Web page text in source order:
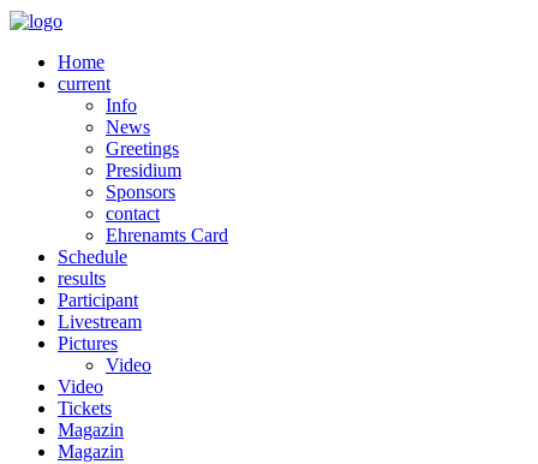
Home
current
Info
News
Greetings
Presidium
Sponsors
contact
Ehrenamts Card
Schedule
results
Participant
Livestream
Pictures
Video
Video
Tickets
Magazin
Magazin